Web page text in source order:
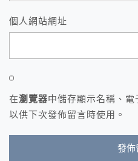
個人網站網址
在瀏覽器中儲存顯示名稱、電
以供下次發佈留言時使用。